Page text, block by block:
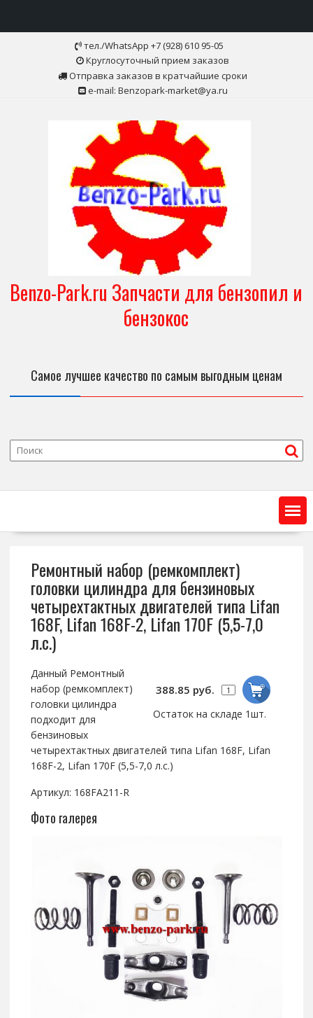
тел./WhatsApp +7 (928) 610 95-05
Круглосуточный прием заказов
Отправка заказов в кратчайшие сроки
e-mail: Benzopark-market@ya.ru
Benzo-Park.ru Запчасти для бензопил и
бензокос
Самое лучшее качество по самым выгодным ценам
Ремонтный набор (ремкомплект)
головки цилиндра для бензиновых
четырехтактных двигателей типа Lifan
168F, Lifan 168F-2, Lifan 170F (5,5-7,0
л.с.)
388.85 руб.
Остаток на складе 1шт.
Данный Ремонтный
набор (ремкомплект)
головки цилиндра
подходит для
бензиновых
четырехтактных двигателей типа Lifan 168F, Lifan
168F-2, Lifan 170F (5,5-7,0 л.с.)
Артикул: 168FA211-R
Фото галерея